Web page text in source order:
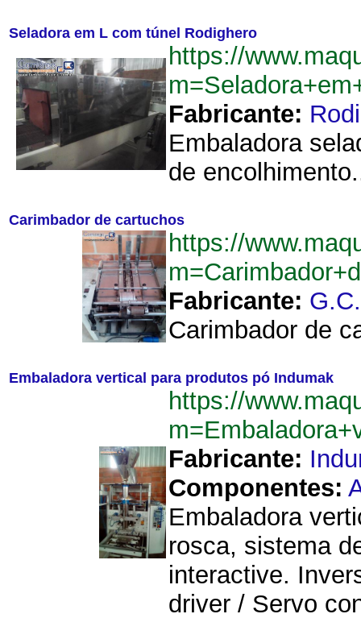
Seladora em L com túnel Rodighero
https://
Fabricante:
Embaladora
de
Carimbador de cartuchos
https://
Fabricante:
Carimbador de
Embaladora vertical para produtos pó Indumak
https://
Fabricante:
Componentes:
Embaladora
rosca, sistema
interactive.
driver / Servo